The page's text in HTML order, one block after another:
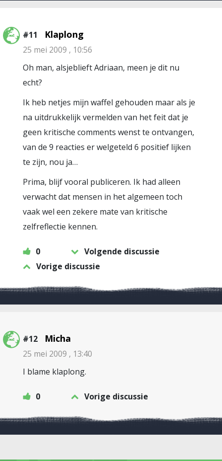
#11 Klaplong
25 mei 2009 , 10:56
Oh man, alsjeblieft Adriaan, meen je dit nu
echt?
Ik heb netjes mijn waffel gehouden maar als je
na uitdrukkelijk vermelden van het feit dat je
geen kritische comments wenst te ontvangen,
van de 9 reacties er welgeteld 6 positief lijken
te zijn, nou ja…
Prima, blijf vooral publiceren. Ik had alleen
verwacht dat mensen in het algemeen toch
vaak wel een zekere mate van kritische
zelfreflectie kennen.
0
Volgende discussie
Vorige discussie
#12 Micha
25 mei 2009 , 13:40
I blame klaplong.
0 Vorige discussie